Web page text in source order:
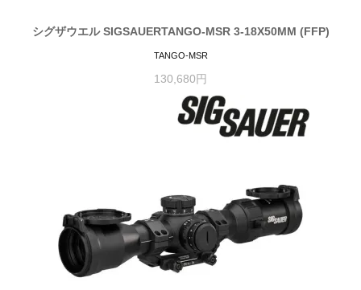
シグザウエル SIGSAUERTANGO-MSR 3-18X50MM (FFP)
TANGO-MSR
130,680円